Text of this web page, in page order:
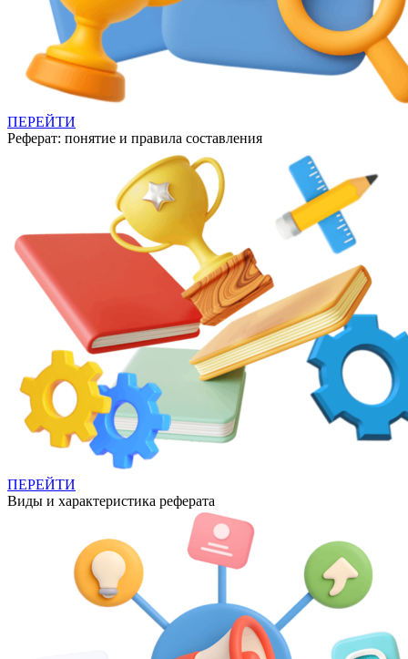
ПЕРЕЙТИ
Реферат: понятие и правила составления
ПЕРЕЙТИ
Виды и характеристика реферата